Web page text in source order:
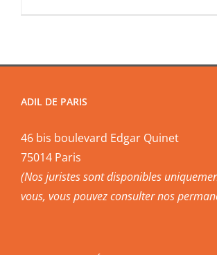
ADIL DE PARIS
46 bis boulevard Edgar Quinet
75014 Paris
(Nos juristes sont disponibles
vous, vous pouvezconsulter nos